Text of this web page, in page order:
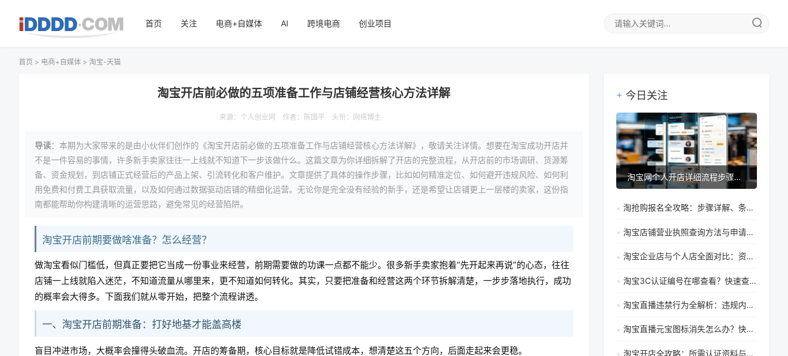
首页 关注 电商+自媒体 AI 跨境电商 创业项目
首页 > 电商+自媒体 > 淘宝-天猫
淘宝开店前必做的五项准备工作与店铺经营核心方法详解
来源： 个人创业网 作者：陈国平 头衔：网络博主
导读：本期为大家带来的是由小伙伴们创作的《淘宝开店前必做的五项准备工作与店铺经营核心方法详解》，敬请关注详情。想要在淘宝成功开店并
不是一件容易的事情，许多新手卖家往往一上线就不知道下一步该做什么。这篇文章为你详细拆解了开店的完整流程，从开店前的市场调研、货源筹
备、资金规划，到店铺正式经营后的产品上架、引流转化和客户维护。文章提供了具体的操作步骤，比如如何精准定位、如何避开违规风险、如何利
用免费和付费工具获取流量，以及如何通过数据驱动店铺的精细化运营。无论你是完全没有经验的新手，还是希望让店铺更上一层楼的卖家，这份指
南都能帮助你构建清晰的运营思路，避免常见的经营陷阱。
淘宝开店前期要做啥准备？怎么经营？
做淘宝看似门槛低，但真正要把它当成一份事业来经营，前期需要做的功课一点都不能少。很多新手卖家抱着“先开起来再说”的心态，往往
店铺一上线就陷入迷茫，不知道流量从哪里来，更不知道如何转化。其实，只要把准备和经营这两个环节拆解清楚，一步步落地执行，成功
的概率会大得多。下面我们就从零开始，把整个流程讲透。
一、淘宝开店前期准备：打好地基才能盖高楼
盲目冲进市场，大概率会撞得头破血流。开店的筹备期，核心目标就是降低试错成本，想清楚这五个方向，后面走起来会更稳。
今日关注
淘宝网个人开店详细流程步骤指南（附保证金类型说明）
淘抢购报名全攻略：步骤详解、条件要求与提高审核通过率技巧
淘宝店铺营业执照查询方法与申请全指南：开店必须办理吗？
淘宝企业店与个人店全面对比：资质、功能、税务差异详解
淘宝3C认证编号在哪查看？快速查询与真伪验证指南
淘宝直播违禁行为全解析：违规内容界定与平台处罚措施
淘宝直播元宝图标消失怎么办？快速解决方法与领取教程
淘宝开店全攻略：所需认证资料与准备清单详解